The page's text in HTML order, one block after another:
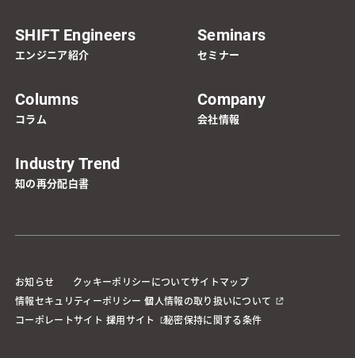
SHIFT Engineers
エンジニア紹介
Seminars
セミナー
Columns
コラム
Company
会社情報
Industry Trend
知の再分配白書
お知らせ クッキーポリシーについてサイトマップ
情報セキュリティーポリシー 個人情報の取り扱いについて
コーポレートサイト 採用サイト 秘密保持に関する条件